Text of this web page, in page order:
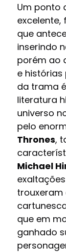
Um ponto
que
inserindo
porém ao
e
da trama
literatura
universo
pelo
Thrones,
Michael
trouxeram
que em
ganhado